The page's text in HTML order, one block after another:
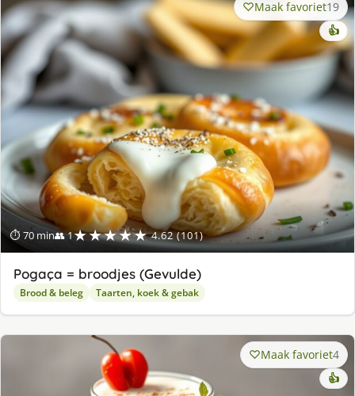
⏱ 70 min👥 1★★★★★ 4.62 (101)
Maak favoriet19
👍
Pogaça = broodjes (Gevulde)
Brood & beleg Taarten, koek & gebak
Maak favoriet4
👍